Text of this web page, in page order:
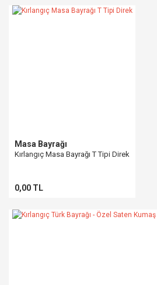
Masa Bayrağı
Kırlangıç Masa Bayrağı T Tipi Direk
0,00 TL